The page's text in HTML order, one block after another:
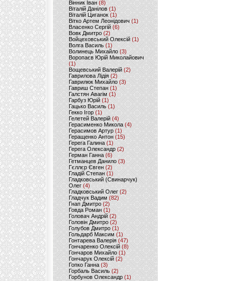
Вінник Іван (8)
Віталій Данілов (1)
Віталій Циганок (1)
Вітко Артем Леонідович(1)
Власенко Сергій (6)
Вовк Дмитро(2)
Войцеховський Олексій(1)
Волга Василь (1)
Волинець Михайло (3)
Воропаєв Юрій Миколайович
(1)
Вощевський Валерій(2)
Гаврилова Лідія (2)
Гаврилюк Михайло (3)
Гавриш Степан (1)
Галстян Авагім (1)
Гарбуз Юрій (1)
Гацько Василь (1)
Гекко Ігор(1)
Гелетей Валерій (4)
Герасименко Микола (4)
Герасимов Артур (1)
Геращенко Антон(15)
Герега Галина (1)
Герега Олександр (2)
Герман Ганна (6)
Гетманцев Данило (3)
Гєллєр Євген (2)
Гладій Степан(1)
Гладковський (Свинарчук)
Олег (4)
Гладковський Олег (2)
Гладчук Вадим (82)
Гнап Дмитро (2)
Говда Роман(1)
Головач Андрій (2)
Головін Дмитро (2)
Голубов Дмитро (1)
Гольдарб Максим(1)
Гонтарева Валерія (47)
Гончаренко Олексій(8)
Гончаров Михайло (1)
Гончарук Олексій (2)
Гопко Ганна (3)
Горбаль Василь (2)
Горбунов Олександр (1)